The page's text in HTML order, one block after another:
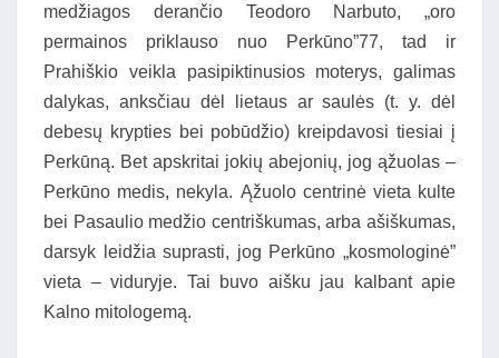
medžiagos derančio Teodoro Narbuto, „oro
permainos priklauso nuo Perkūno”77, tad ir
Prahiškio veikla pasipiktinusios moterys, galimas
dalykas, anksčiau dėl lietaus ar saulės (t. y. dėl
debesų krypties bei pobūdžio) kreipdavosi tiesiai į
Perkūną. Bet apskritai jokių abejonių, jog ąžuolas –
Perkūno medis, nekyla. Ąžuolo centrinė vieta kulte
bei Pasaulio medžio centriškumas, arba ašiškumas,
darsyk leidžia suprasti, jog Perkūno „kosmologinė”
vieta – viduryje. Tai buvo aišku jau kalbant apie
Kalno mitologemą.